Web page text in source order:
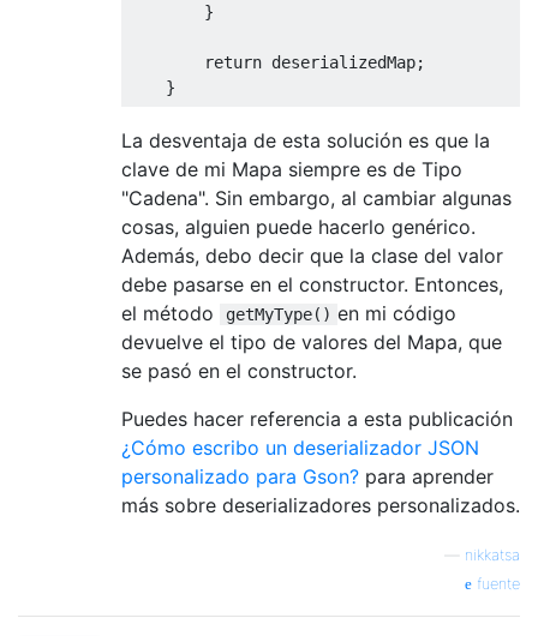
}
return deserializedMap;
}
La desventaja de esta solución es que la
clave de mi Mapa siempre es de Tipo
"Cadena". Sin embargo, al cambiar algunas
cosas, alguien puede hacerlo genérico.
Además, debo decir que la clase del valor
debe pasarse en el constructor. Entonces,
el método
getMyType() en mi código
devuelve el tipo de valores del Mapa, que
se pasó en el constructor.
Puedes hacer referencia a esta publicación
¿Cómo escribo un deserializador JSON
personalizado para Gson? para aprender
más sobre deserializadores personalizados.
nikkatsa
fuente